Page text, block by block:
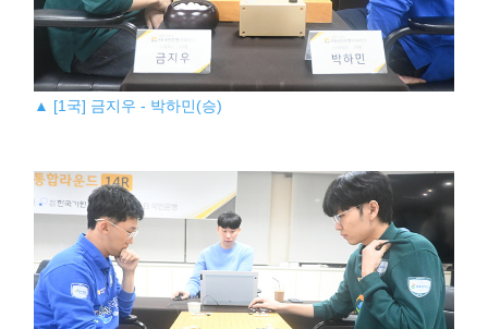
▲ [1국] 금지우 - 박하민(승)